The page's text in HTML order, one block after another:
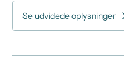
Se udvidede oplysninger